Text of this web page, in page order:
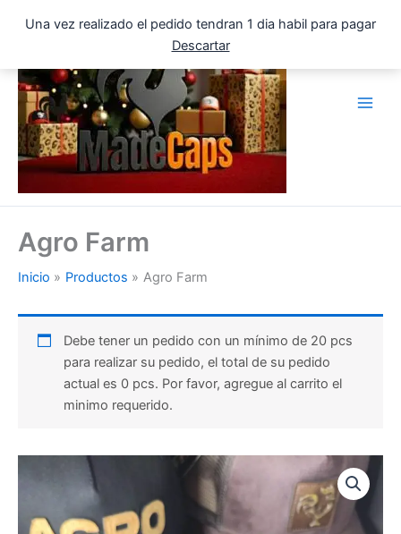
Una vez realizado el pedido tendran 1 dia habil para pagar
Descartar
Agro Farm
Inicio Productos Agro Farm
Debe tener un pedido con un mínimo de 20 pcs
para realizar su pedido, el total de su pedido
actual es 0 pcs. Por favor, agregue al carrito el
minimo requerido.